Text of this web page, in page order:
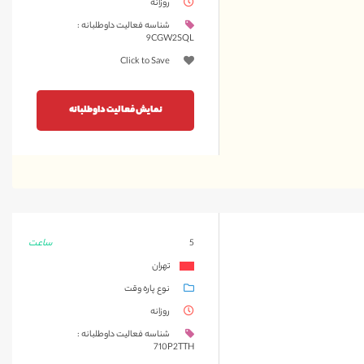
شناسه فعالیت داوطلبانه :
9CGW2SQL
Click to Save
نمایش فعالیت داوطلبانه
ساعت
5
تهران
نوع پاره وقت
روزانه
شناسه فعالیت داوطلبانه :
710P2TTH